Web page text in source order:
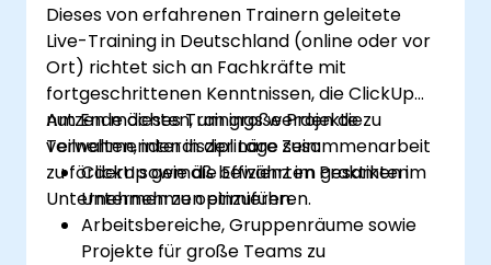
überwachen und auszuwerten.
Dieses von erfahrenen Trainern geleitete
Live-Training in Deutschland (online oder vor
Ort) richtet sich an Fachkräfte mit
fortgeschrittenen Kenntnissen, die ClickUp
nutzen möchten, um große Projekte zu
verwalten, interdisziplinäre Zusammenarbeit
zu fördern sowie die Effizienz im gesamten
Unternehmen zu optimieren.
Am Ende dieses Trainings werden die
Teilnehmenden in der Lage sein:
ClickUp gemäß bewährten Praktiken im
Unternehmen einzuführen.
Arbeitsbereiche, Gruppenräume sowie
Projekte für große Teams zu